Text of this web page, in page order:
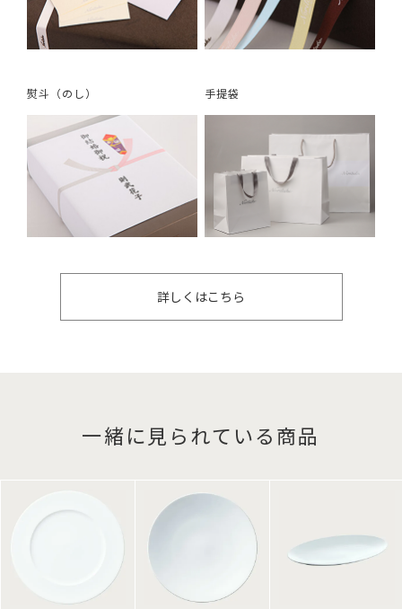
熨斗（のし） 手提袋
詳しくはこちら
一緒に見られている商品